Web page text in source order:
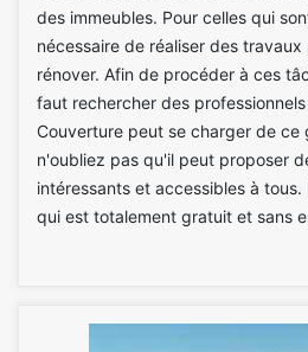
des immeubles. Pour celles qui
nécessaire de réaliser des
rénover. Afin de procéder à ces
faut rechercher des professionnels
Couverture peut se charger de ce
n'oubliez pas qu'il peut proposer
intéressants et accessibles à
qui est totalement gratuit et sans